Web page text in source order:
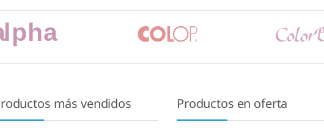
más vendidos Productos en oferta